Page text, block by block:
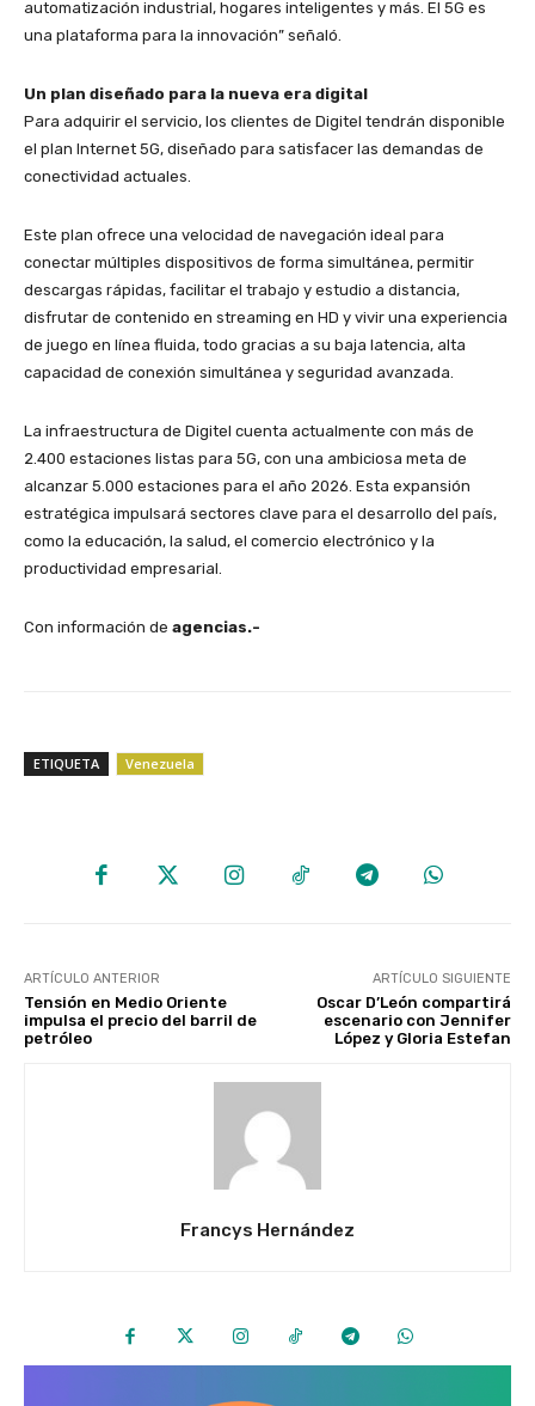
automatización industrial, hogares inteligentes y más. El 5G es
una plataforma para la innovación” señaló.
Un plan diseñado para la nueva era digital
Para adquirir el servicio, los clientes de Digitel tendrán disponible
el plan Internet 5G, diseñado para satisfacer las demandas de
conectividad actuales.
Este plan ofrece una velocidad de navegación ideal para
conectar múltiples dispositivos de forma simultánea, permitir
descargas rápidas, facilitar el trabajo y estudio a distancia,
disfrutar de contenido en streaming en HD y vivir una experiencia
de juego en línea fluida, todo gracias a su baja latencia, alta
capacidad de conexión simultánea y seguridad avanzada.
La infraestructura de Digitel cuenta actualmente con más de
2.400 estaciones listas para 5G, con una ambiciosa meta de
alcanzar 5.000 estaciones para el año 2026. Esta expansión
estratégica impulsará sectores clave para el desarrollo del país,
como la educación, la salud, el comercio electrónico y la
productividad empresarial.
Con información de agencias.-
ETIQUETA Venezuela
ARTÍCULO ANTERIOR
Tensión en Medio Oriente
impulsa el precio del barril de
petróleo
ARTÍCULO SIGUIENTE
Oscar D’León compartirá
escenario con Jennifer
López y Gloria Estefan
Francys Hernández